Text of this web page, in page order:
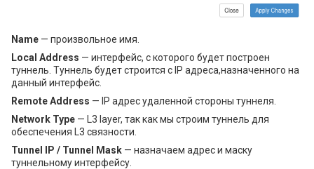
Name — произвольное имя.
Local Address — интерфейс, с которого будет построен
туннель. Туннель будет строится с IP адреса,назначенного на
данный интерфейс.
Remote Address — IP адрес удаленной стороны туннеля.
Network Type — L3 layer, так как мы строим туннель для
обеспечения L3 связности.
Tunnel IP / Tunnel Mask — назначаем адрес и маску
туннельному интерфейсу.